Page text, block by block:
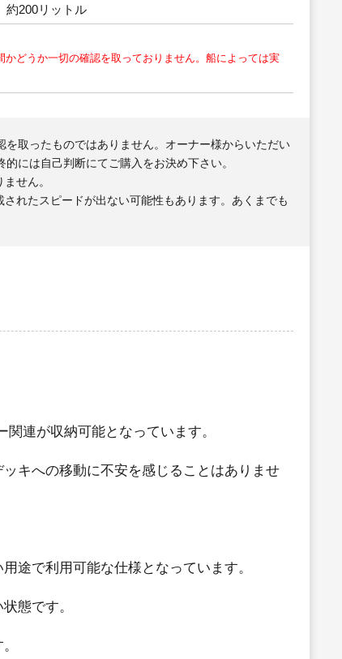
約200リットル
どうか一切の確認を取っておりません。船によっては実
取ったものではありません。オーナー様からいただい
には自己判断にてご購入をお決め下さい。
せん。
れたスピードが出ない可能性もあります。あくまでも
連が収納可能となっています。
キへの移動に不安を感じることはありませ
途で利用可能な仕様となっています。
態です。